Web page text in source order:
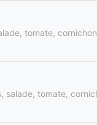
tomate,
salade, tomate,